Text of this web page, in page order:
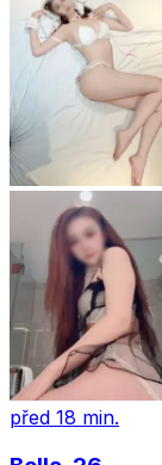
před 18 min.